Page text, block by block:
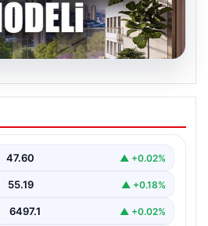
Bir Adım: Emlak
Kendi Kendini
prestijli ve yenilikçi
Gayrimenkul Geliştirme, dikkat
47.60 ▲ +0.02%
55.19 ▲ +0.18%
6497.1 ▲ +0.02%